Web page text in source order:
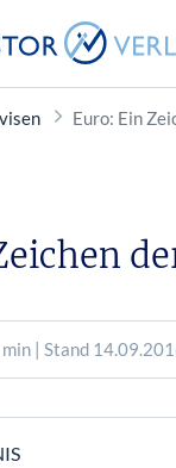
Euro: Ein
min | Stand